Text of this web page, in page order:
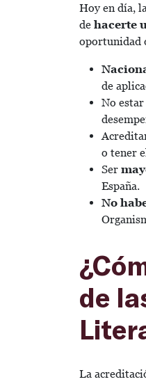
Hoy en día,
de hacerte
oportunidad
de
No
o tener
Ser
España.
No
de
La